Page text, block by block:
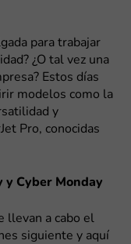
para trabajar
¿O tal vez una
Estos días
modelos como la
y
Pro, conocidas
y Cyber Monday
llevan a cabo el
siguiente y aquí